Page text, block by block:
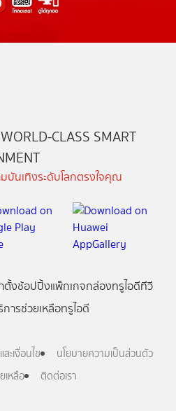
CLASS SMART
บันเทิงระดับโลกตรงใจคุณ
ตั้งช้อปปิ้งแพ็กเกจกล่องทรูไอดีทีวี
การช่วยเหลือทรูไอดี
ะเงื่อนไข
นโยบายความเป็นส่วนตัว
เหลือ
ติดต่อเรา